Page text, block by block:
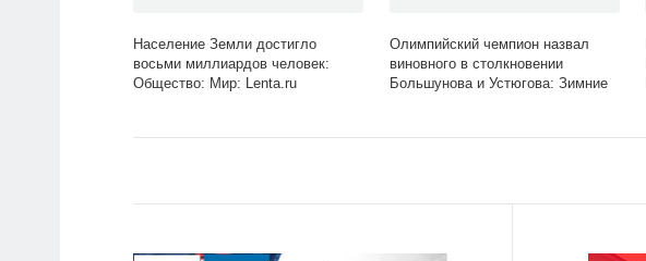
Население Земли достигло
восьми миллиардов человек:
Общество: Мир: Lenta.ru
Олимпийский чемпион назвал
виновного в столкновении
Большунова и Устюгова: Зимние